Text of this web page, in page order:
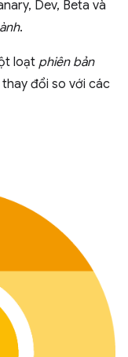
Dev, Beta và
.
loạt phiên bản
đổi so với các